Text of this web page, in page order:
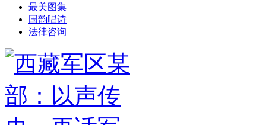
最美图集
国韵唱诗
法律咨询